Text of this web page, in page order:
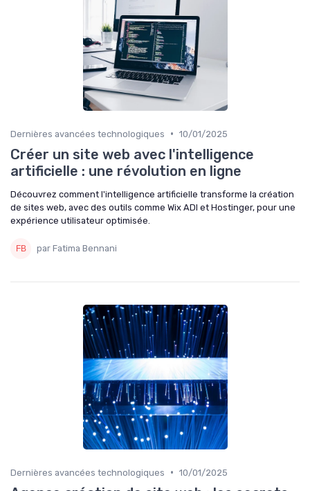
Dernières avancées technologiques • 10/01/2025
Créer un site web avec l'intelligence
artificielle : une révolution en ligne
Découvrez comment l'intelligence artificielle transforme la création
de sites web, avec des outils comme Wix ADI et Hostinger, pour une
expérience utilisateur optimisée.
par Fatima Bennani
Dernières avancées technologiques • 10/01/2025